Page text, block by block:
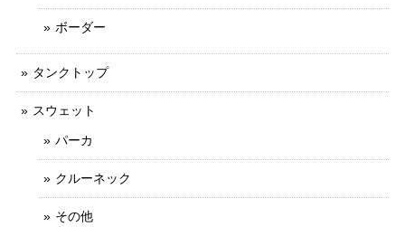
ボーダー
タンクトップ
スウェット
パーカ
クルーネック
その他